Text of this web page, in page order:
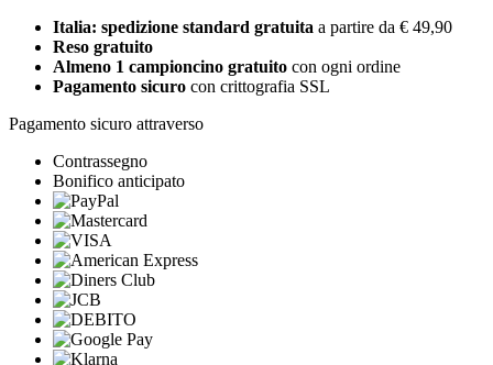
Italia: spedizione standard gratuita a partire da € 49,90
Reso gratuito
Almeno 1 campioncino gratuito con ogni ordine
Pagamento sicuro con crittografia SSL
Pagamento sicuro attraverso
Contrassegno
Bonifico anticipato